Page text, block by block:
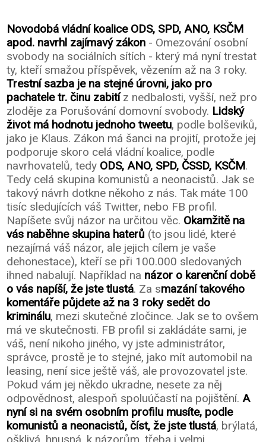
Novodobá vládní koalice ODS, SPD, ANO, KSČM
apod. navrhl zajímavý zákon - Omezování osobní
svobody na sociálních sítích - který má nyní trestat
ty, kteří smažou příspěvek, vězením až na 3 roky.
Trestní sazba je na stejné úrovni, jako pro
pachatele tr. činu zabitíz nedbalosti, vyšší, než pro
zloděje za Porušování domovní svobody. Lidský
život má hodnotu jednoho tweetu, podle bolševiků,
jako je Klaus. Zákon má šanci na projití, protože jej
podporuje skoro celá vládní koalice, podle
navrhovatelů, tedy ODS, ANO, SPD, ČSSD, KSČM.
Tedy celá skupina komunistů a neonacistů. Jak se
takový návrh dotkne někoho z nás. Tak máte 100
tisíc sledujících váš Twitter, nebo FB profil.
Napíšete svůj názor na určitou věc. Okamžitě na
vás naběhne skupina haterů (to jsou lidé, které
nezajímá váš názor, ale jejich cílem je vaše
dehonestace), kteří se při 100.000 sledovaných
ihned nabalují. Například na názor o karenční době
o vás napíší, že jste tlustá. Za smazání takového
komentáře půjdete až na 3 roky sedět do
kriminálu, mezi skutečné zločince. Jak se to ovšem
má ve skutečnosti. FB profil si zakládáte sami, je
váš, není nikoho jiného, vy jste administrátor,
správce, prostě je to stejné, jako mít automobil na
leasing, není sice ještě váš, ale provozovatel jste.
Pokud vám jej někdo ukradne, nesete za něj
odpovědnost, alespoň spoluúčastí na pojištění.A
nyní si na svém osobním profilu musíte, podle
komunistů a neonacistů, číst, že jste tlustá, brýlatá,